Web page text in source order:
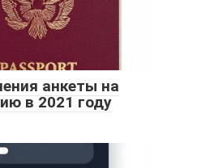
анкеты на
в 2021 году